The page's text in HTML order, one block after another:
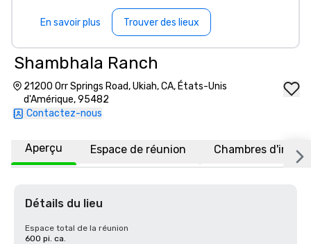
En savoir plus Trouver des lieux
Shambhala Ranch
21200 Orr Springs Road, Ukiah, CA, États-Unis
d'Amérique, 95482
Contactez-nous
Aperçu Espace de réunion Chambres
Détails du lieu
Espace total de la réunion
600 pi. ca.